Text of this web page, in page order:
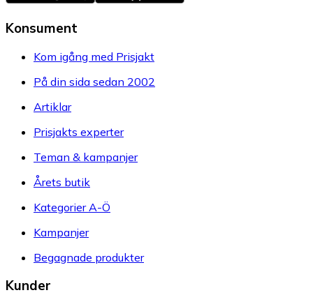
Konsument
Kom igång med Prisjakt
På din sida sedan 2002
Artiklar
Prisjakts experter
Teman & kampanjer
Årets butik
Kategorier A-Ö
Kampanjer
Begagnade produkter
Kunder